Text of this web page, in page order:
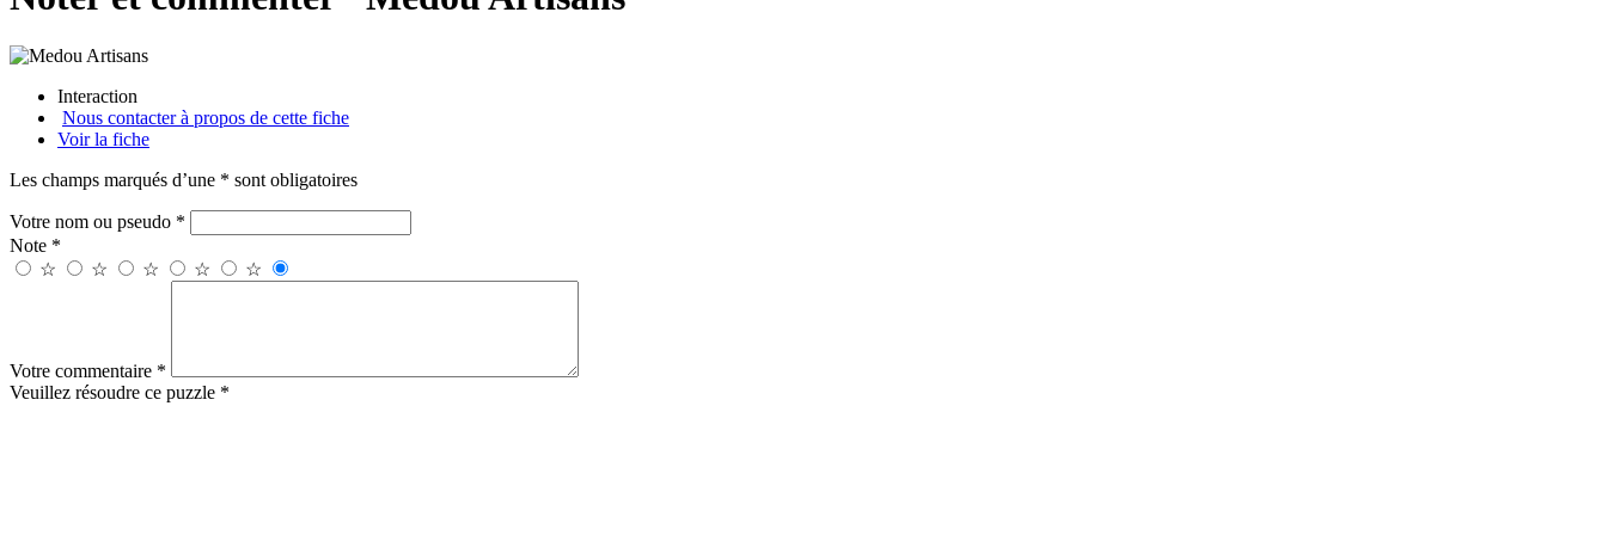
Interaction
Nous contacter à propos de cette fiche
Voir la fiche
Les champs marqués d’une * sont obligatoires
Votre nom ou pseudo *
Note *
☆
☆ ☆ ☆ ☆
Votre commentaire *
Veuillez résoudre ce puzzle *